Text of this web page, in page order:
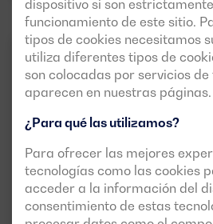
dispositivo si son
funcionamiento de este sitio.
tipos de cookies necesitamos
utiliza diferentes tipos de
son colocadas por servicios
aparecen en nuestras páginas.
¿Para qué las utilizamos?
Para ofrecer las mejores
tecnologías como las cookies
acceder a la información del
consentimiento de estas
MEDIA POTENCIA (DE
30KVA A 825 KVA)